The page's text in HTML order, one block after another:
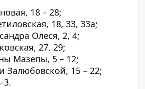
18 – 28;
18, 33, 33а;
Олеся, 2, 4;
27, 29;
Мазепы, 5 – 12;
Залюбовской, 15 – 22;
3.